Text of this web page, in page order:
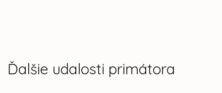
Ďalšie udalosti primátora